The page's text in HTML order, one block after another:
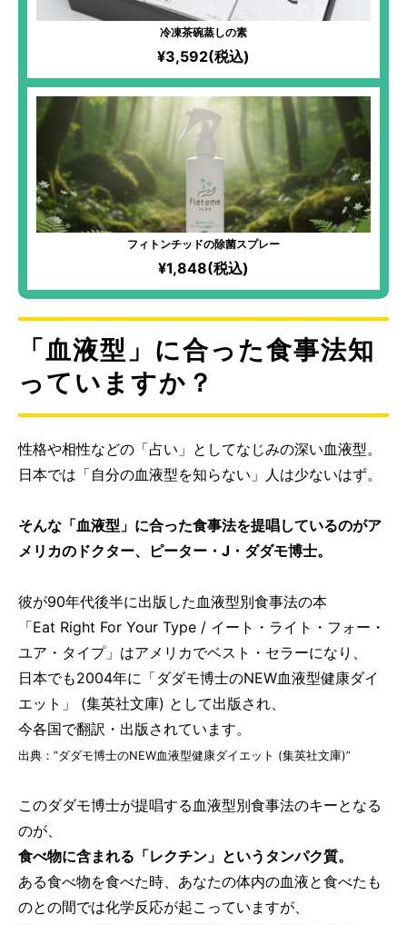
冷凍茶碗蒸しの素
¥3,592(税込)
フィトンチッドの除菌スプレー
¥1,848(税込)
「血液型」に合った食事法知
っていますか？
性格や相性などの「占い」としてなじみの深い血液型。
日本では「自分の血液型を知らない」人は少ないはず。
そんな「血液型」に合った食事法を提唱しているのがア
メリカのドクター、ピーター・J・ダダモ博士。
彼が90年代後半に出版した血液型別食事法の本
「Eat Right For Your Type / イート・ライト・フォー・
ユア・タイプ」はアメリカでベスト・セラーになり、
日本でも2004年に「ダダモ博士のNEW血液型健康ダイ
エット」 (集英社文庫) として出版され、
今各国で翻訳・出版されています。
出典：”ダダモ博士のNEW血液型健康ダイエット (集英社文庫)”
このダダモ博士が提唱する血液型別食事法のキーとなる
のが、
食べ物に含まれる「レクチン」というタンパク質。
ある食べ物を食べた時、あなたの体内の血液と食べたも
のとの間では化学反応が起こっていますが、